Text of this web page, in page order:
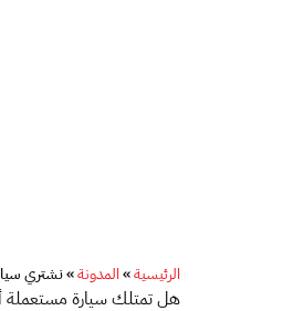
الرئيسية»المدونة»نشتري
هل تمتلك سيارة مستعملة